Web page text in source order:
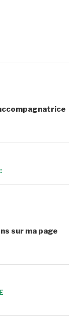
sur ma page